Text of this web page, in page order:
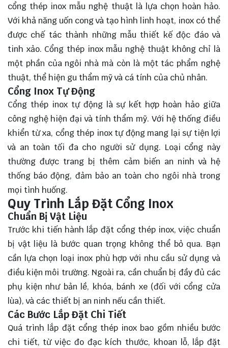
cổng thép inox mẫu nghệ thuật là lựa chọn hoàn hảo.
Với khả năng uốn cong và tạo hình linh hoạt, inox có thể
được chế tác thành những mẫu thiết kế độc đáo và
tinh xảo. Cổng thép inox mẫu nghệ thuật không chỉ là
một phần của ngôi nhà mà còn là một tác phẩm nghệ
thuật, thể hiện gu thẩm mỹ và cá tính của chủ nhân.
Cổng Inox Tự Động
Cổng thép inox tự động là sự kết hợp hoàn hảo giữa
công nghệ hiện đại và tính thẩm mỹ. Với hệ thống điều
khiển từ xa, cổng thép inox tự động mang lại sự tiện lợi
và an toàn tối đa cho người sử dụng. Loại cổng này
thường được trang bị thêm cảm biến an ninh và hệ
thống báo động, đảm bảo an toàn cho ngôi nhà trong
mọi tình huống.
Quy Trình Lắp Đặt Cổng Inox
Chuẩn Bị Vật Liệu
Trước khi tiến hành lắp đặt cổng thép inox, việc chuẩn
bị vật liệu là bước quan trọng không thể bỏ qua. Bạn
cần lựa chọn loại inox phù hợp với nhu cầu sử dụng và
điều kiện môi trường. Ngoài ra, cần chuẩn bị đầy đủ các
phụ kiện như bản lề, khóa, bánh xe (đối với cổng cửa
lùa), và các thiết bị an ninh nếu cần thiết.
Các Bước Lắp Đặt Chi Tiết
Quá trình lắp đặt cổng thép inox bao gồm nhiều bước
chi tiết, từ việc đo đạc kích thước, khoan lỗ, lắp đặt